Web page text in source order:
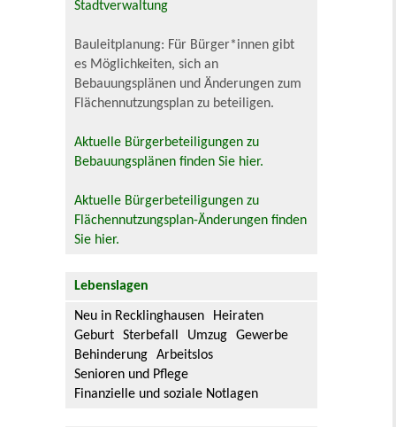
Stadtverwaltung
Bauleitplanung: Für Bürger*innen gibt
es Möglichkeiten, sich an
Bebauungsplänen und Änderungen zum
Flächennutzungsplan zu beteiligen.
Aktuelle Bürgerbeteiligungen zu
Bebauungsplänen finden Sie hier.
Aktuelle Bürgerbeteiligungen zu
Flächennutzungsplan-Änderungen finden
Sie hier.
Lebenslagen
Neu in Recklinghausen
Heiraten
Geburt
Sterbefall Umzug
Gewerbe
Behinderung
Arbeitslos
Senioren und Pflege
Finanzielle und soziale Notlagen